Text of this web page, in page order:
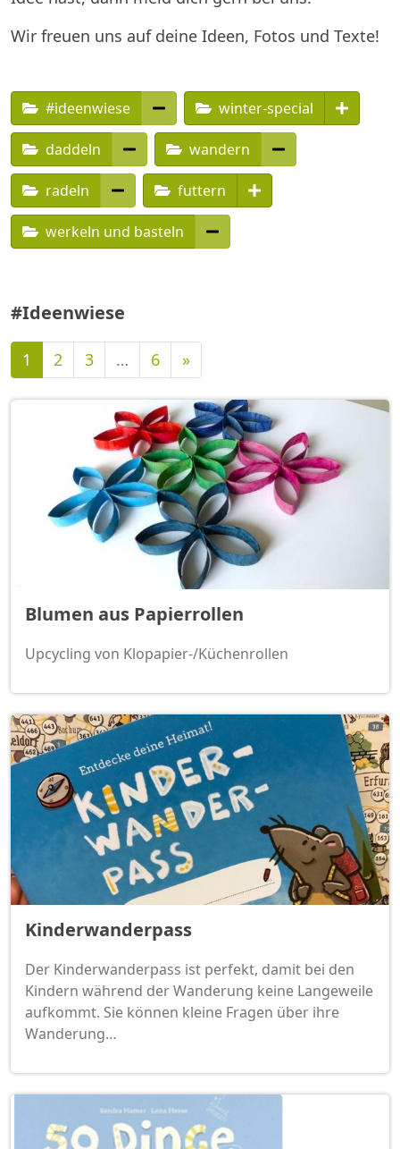
Wir freuen uns auf deine Ideen, Fotos und Texte!
#ideenwiese winter-special
daddeln wandern
radeln futtern
werkeln und basteln
#Ideenwiese
1 2 3 … 6 »Nächste
Blumen aus Papierrollen
Upcycling von Klopapier-/Küchenrollen
Kinderwanderpass
Der Kinderwanderpass ist perfekt, damit bei den
Kindern während der Wanderung keine Langeweile
aufkommt. Sie können kleine Fragen über ihre
Wanderung…